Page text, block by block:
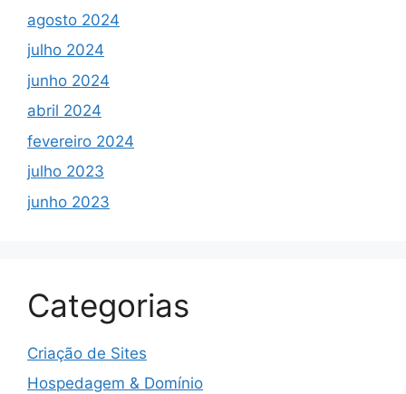
agosto 2024
julho 2024
junho 2024
abril 2024
fevereiro 2024
julho 2023
junho 2023
Categorias
Criação de Sites
Hospedagem & Domínio